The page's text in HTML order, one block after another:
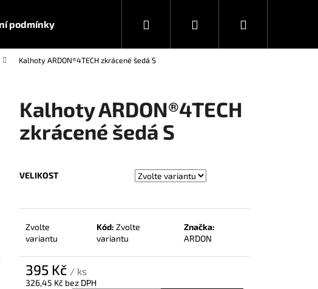
podmínky Hledat PřihlášeníNákupní
Kalhoty ARDON®4TECH zkrácené šedá S
Kalhoty ARDON®4TECH
zkrácené šedá S
VELIKOST
Zvolte
variantu
Kód: Zvolte
variantu
Značka:
ARDON
395 Kč / ks
326,45 Kč bez DPH